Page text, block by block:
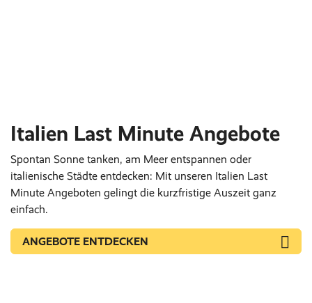
Italien Last Minute Angebote
Spontan Sonne tanken, am Meer entspannen oder
italienische Städte entdecken: Mit unseren Italien Last
Minute Angeboten gelingt die kurzfristige Auszeit ganz
einfach.
ANGEBOTE ENTDECKEN